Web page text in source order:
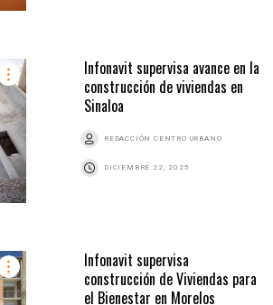
Infonavit supervisa avance en la
construcción de viviendas en
Sinaloa
REDACCIÓN CENTRO URBANO
DICIEMBRE 22, 2025
Infonavit supervisa
construcción de Viviendas para
el Bienestar en Morelos